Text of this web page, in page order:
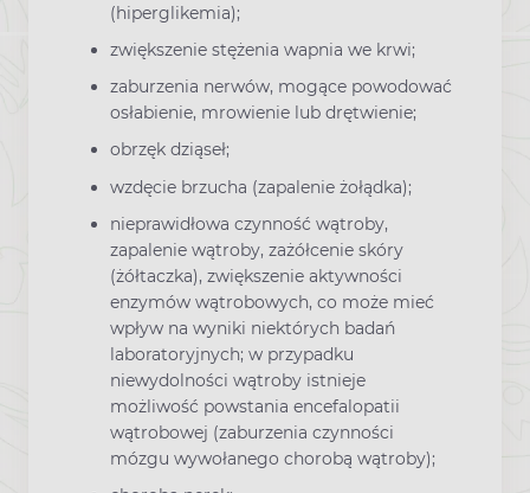
(hiperglikemia);
zwiększenie stężenia wapnia we krwi;
zaburzenia nerwów, mogące powodować
osłabienie, mrowienie lub drętwienie;
obrzęk dziąseł;
wzdęcie brzucha (zapalenie żołądka);
nieprawidłowa czynność wątroby,
zapalenie wątroby, zażółcenie skóry
(żółtaczka), zwiększenie aktywności
enzymów wątrobowych, co może mieć
wpływ na wyniki niektórych badań
laboratoryjnych; w przypadku
niewydolności wątroby istnieje
możliwość powstania encefalopatii
wątrobowej (zaburzenia czynności
mózgu wywołanego chorobą wątroby);